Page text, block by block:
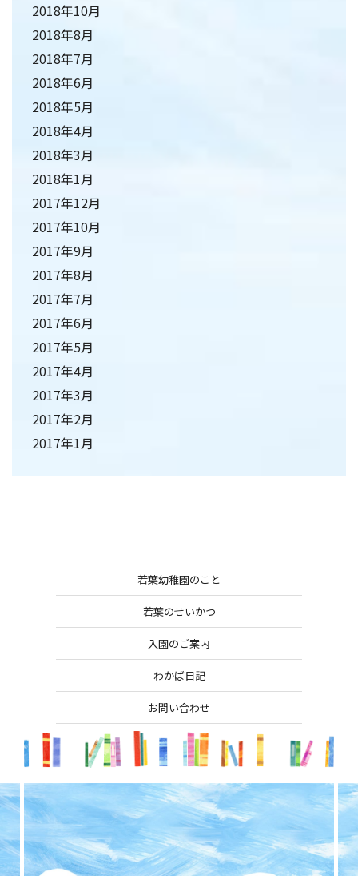
2018年10月
2018年8月
2018年7月
2018年6月
2018年5月
2018年4月
2018年3月
2018年1月
2017年12月
2017年10月
2017年9月
2017年8月
2017年7月
2017年6月
2017年5月
2017年4月
2017年3月
2017年2月
2017年1月
若葉幼稚園のこと
若葉のせいかつ
入園のご案内
わかば日記
お問い合わせ